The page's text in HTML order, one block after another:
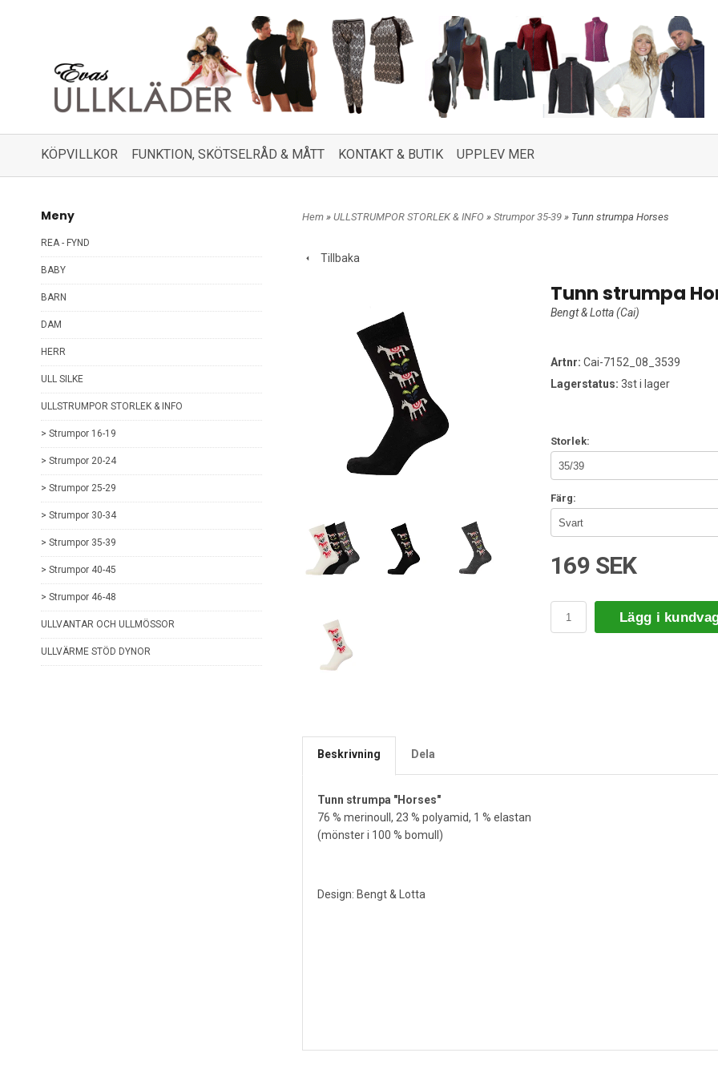
KÖPVILLKOR FUNKTION, SKÖTSELRÅD & MÅTT KONTAKT & BUTIK UPPLEV MER
Meny
REA - FYND
BABY
BARN
DAM
HERR
ULL SILKE
ULLSTRUMPOR STORLEK & INFO
> Strumpor 16-19
> Strumpor 20-24
> Strumpor 25-29
> Strumpor 30-34
> Strumpor 35-39
> Strumpor 40-45
> Strumpor 46-48
ULLVANTAR OCH ULLMÖSSOR
ULLVÄRME STÖD DYNOR
Hem» ULLSTRUMPOR STORLEK & INFO » Strumpor 35-39 » Tunn strumpa Horses
Tillbaka
Tunn strumpa
Bengt & Lotta (Cai)
Artnr: Cai-7152_08_3539
Lagerstatus: 3st i lager
Storlek:
Färg:
169 SEK
Lägg i
Beskrivning Dela
Tunn strumpa "Horses"
76 % merinoull, 23 % polyamid, 1 % elastan
(mönster i 100 % bomull)
Design: Bengt & Lotta